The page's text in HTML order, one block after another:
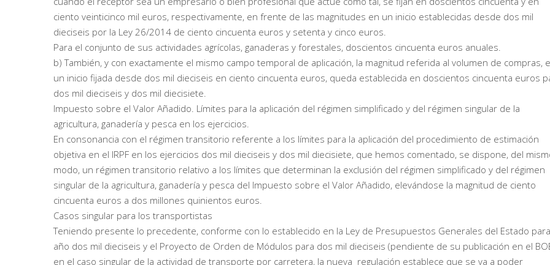
ciento veinticinco mil euros, respectivamente, en frente de las magnitudes en un inicio establecidas desde dos mil
dieciseis por la Ley 26/2014 de ciento cincuenta euros y setenta y cinco euros.
Para el conjunto de sus actividades agrícolas, ganaderas y forestales, doscientos cincuenta euros anuales.
b) También, y con exactamente el mismo campo temporal de aplicación, la magnitud referida al volumen de compras,
un inicio fijada desde dos mil dieciseis en ciento cincuenta euros, queda establecida en doscientos cincuenta euros
dos mil dieciseis y dos mil diecisiete.
Impuesto sobre el Valor Añadido. Límites para la aplicación del régimen simplificado y del régimen singular de la
agricultura, ganadería y pesca en los ejercicios.
En consonancia con el régimen transitorio referente a los límites para la aplicación del procedimiento de estimación
objetiva en el IRPF en los ejercicios dos mil dieciseis y dos mil diecisiete, que hemos comentado, se dispone, del
modo, un régimen transitorio relativo a los límites que determinan la exclusión del régimen simplificado y del régimen
singular de la agricultura, ganadería y pesca del Impuesto sobre el Valor Añadido, elevándose la magnitud de ciento
cincuenta euros a dos millones quinientos euros.
Casos singular para los transportistas
Teniendo presente lo precedente, conforme con lo establecido en la Ley de Presupuestos Generales del Estado
año dos mil dieciseis y el Proyecto de Orden de Módulos para dos mil dieciseis (pendiente de su publicación en el
en el caso singular de la actividad de transporte por carretera, la nueva regulación establece que se va a poder